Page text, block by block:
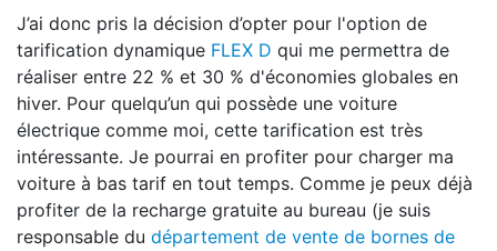
J’ai donc pris la décision d’opter pour l'option de
tarification dynamique FLEX D qui me permettra de
réaliser entre 22 % et 30 % d'économies globales en
hiver. Pour quelqu’un qui possède une voiture
électrique comme moi, cette tarification est très
intéressante. Je pourrai en profiter pour charger ma
voiture à bas tarif en tout temps. Comme je peux déjà
profiter de la recharge gratuite au bureau (je suis
responsable du département de vente de bornes de